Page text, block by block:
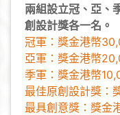
兩組設立冠、亞、
創設計獎各一名。
冠軍：獎金港幣
亞軍：獎金港幣
季軍：獎金港幣
最佳原創設計獎：
最具創意獎：獎金